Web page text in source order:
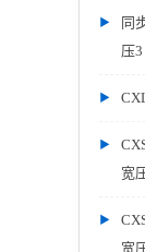
同
压3
宽
宽